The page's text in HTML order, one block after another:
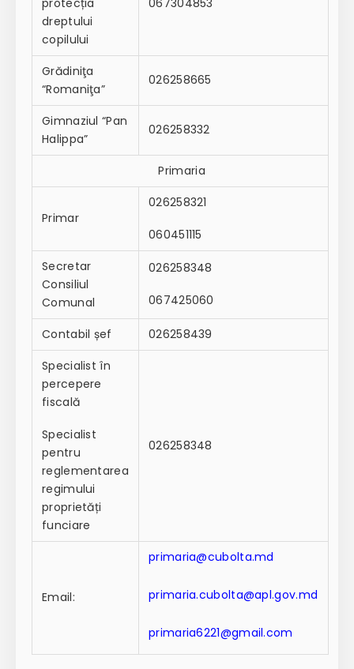
protecția
dreptului
copilului
067304853
Grădiniţa
“Romaniţa”
026258665
Gimnaziul “Pan
Halippa”
026258332
Primaria
Primar
026258321
060451115
Secretar
Consiliul
Comunal
026258348
067425060
Contabil șef
026258439
Specialist în
percepere
fiscală
Specialist
pentru
reglementarea
regimului
proprietăți
funciare
026258348
Email:
primaria@cubolta.md
primaria.cubolta@apl.gov.md
primaria6221@gmail.com